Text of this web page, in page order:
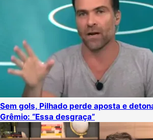
Sem gols, Pilhado perde aposta e
Grêmio: “Essa desgraça”